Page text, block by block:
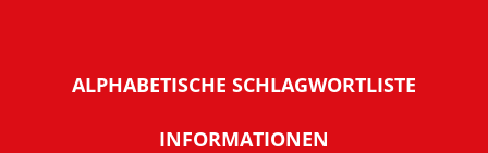
ALPHABETISCHE SCHLAGWORTLISTE
INFORMATIONEN